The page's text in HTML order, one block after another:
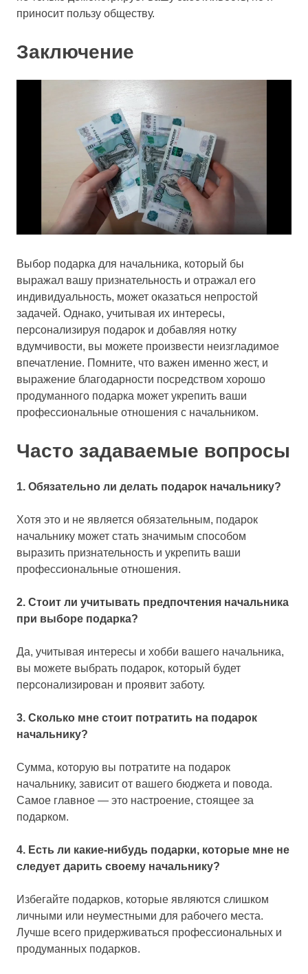
приносит пользу обществу.
Заключение
Выбор подарка для начальника, который бы
выражал вашу признательность и отражал его
индивидуальность, может оказаться непростой
задачей. Однако, учитывая их интересы,
персонализируя подарок и добавляя нотку
вдумчивости, вы можете произвести неизгладимое
впечатление. Помните, что важен именно жест, и
выражение благодарности посредством хорошо
продуманного подарка может укрепить ваши
профессиональные отношения с начальником.
Часто задаваемые вопросы
1. Обязательно ли делать подарок начальнику?
Хотя это и не является обязательным, подарок
начальнику может стать значимым способом
выразить признательность и укрепить ваши
профессиональные отношения.
2. Стоит ли учитывать предпочтения начальника
при выборе подарка?
Да, учитывая интересы и хобби вашего начальника,
вы можете выбрать подарок, который будет
персонализирован и проявит заботу.
3. Сколько мне стоит потратить на подарок
начальнику?
Сумма, которую вы потратите на подарок
начальнику, зависит от вашего бюджета и повода.
Самое главное — это настроение, стоящее за
подарком.
4. Есть ли какие-нибудь подарки, которые мне не
следует дарить своему начальнику?
Избегайте подарков, которые являются слишком
личными или неуместными для рабочего места.
Лучше всего придерживаться профессиональных и
продуманных подарков.